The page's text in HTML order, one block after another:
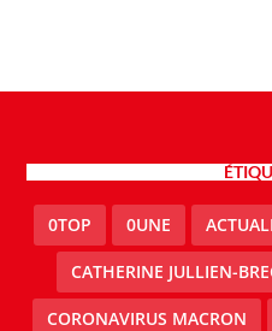
0TOP 0UNE
CATHERINE JULLIEN-
CORONAVIRUS MACRON